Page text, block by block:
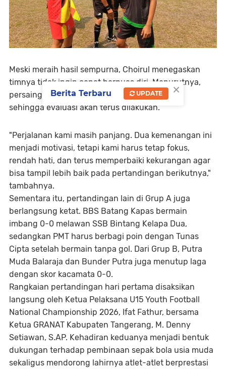
Meski meraih hasil sempurna, Choirul menegaskan
timnya tidak ingin cepat berpuas diri. Menurutnya,
persaingan di fase grup masih sangat terbuka
sehingga evaluasi akan terus dilakukan.
"Perjalanan kami masih panjang. Dua kemenangan ini
menjadi motivasi, tetapi kami harus tetap fokus,
rendah hati, dan terus memperbaiki kekurangan agar
bisa tampil lebih baik pada pertandingan berikutnya,"
tambahnya.
Sementara itu, pertandingan lain di Grup A juga
berlangsung ketat. BBS Batang Kapas bermain
imbang 0-0 melawan SSB Bintang Kelapa Dua,
sedangkan PMT harus berbagi poin dengan Tunas
Cipta setelah bermain tanpa gol. Dari Grup B, Putra
Muda Balaraja dan Bunder Putra juga menutup laga
dengan skor kacamata 0-0.
Rangkaian pertandingan hari pertama disaksikan
langsung oleh Ketua Pelaksana U15 Youth Football
National Championship 2026, Ifat Fathur, bersama
Ketua GRANAT Kabupaten Tangerang, M. Denny
Setiawan, S.AP. Kehadiran keduanya menjadi bentuk
dukungan terhadap pembinaan sepak bola usia muda
sekaligus mendorong lahirnya atlet-atlet berprestasi
×
Berita Terbaru UPDATE